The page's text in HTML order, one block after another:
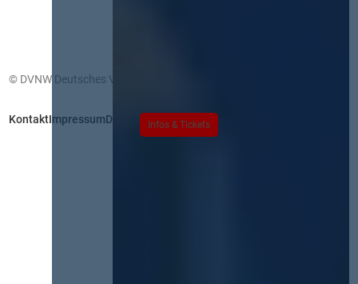
Infos & Tickets
© DVNW Deutsches Vergabenetzwerk GmbH
KontaktImpressumDatenschutz